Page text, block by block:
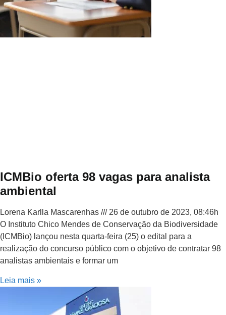
ICMBio oferta 98 vagas para analista
ambiental
Lorena Karlla Mascarenhas
26 de outubro de 2023, 08:46h
O Instituto Chico Mendes de Conservação da Biodiversidade
(ICMBio) lançou nesta quarta-feira (25) o edital para a
realização do concurso público com o objetivo de contratar 98
analistas ambientais e formar um
Leia mais »